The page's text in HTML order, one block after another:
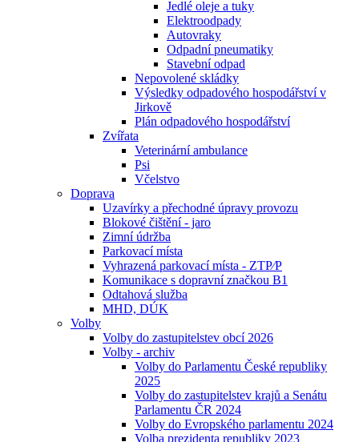
Jedlé oleje a tuky
Elektroodpady
Autovraky
Odpadní pneumatiky
Stavební odpad
Nepovolené skládky
Výsledky odpadového hospodářství v
Jirkově
Plán odpadového hospodářství
Zvířata
Veterinární ambulance
Psi
Včelstvo
Doprava
Uzavírky a přechodné úpravy provozu
Blokové čištění - jaro
Zimní údržba
Parkovací místa
Vyhrazená parkovací místa - ZTP⁄P
Komunikace s dopravní značkou B1
Odtahová služba
MHD, DÚK
Volby
Volby do zastupitelstev obcí 2026
Volby - archiv
Volby do Parlamentu České republiky
2025
Volby do zastupitelstev krajů a Senátu
Parlamentu ČR 2024
Volby do Evropského parlamentu 2024
Volba prezidenta republiky 2023